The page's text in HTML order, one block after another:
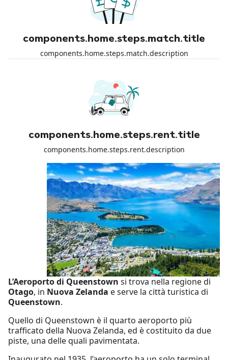
components.home.steps.match.title
components.home.steps.match.description
components.home.steps.rent.title
components.home.steps.rent.description
L’Aeroporto di Queenstown si trova nella regione di
Otago, in Nuova Zelanda e serve la città turistica di
Queenstown.
Quello di Queenstown è il quarto aeroporto più
trafficato della Nuova Zelanda, ed è costituito da due
piste, una delle quali pavimentata.